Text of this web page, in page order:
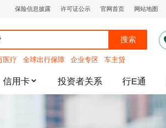
保险信息披露 许可证公示 官网首页 网站地图
搜索
医疗 全球出行保障 企业专区 车主贷
信用卡 投资者关系 行E通